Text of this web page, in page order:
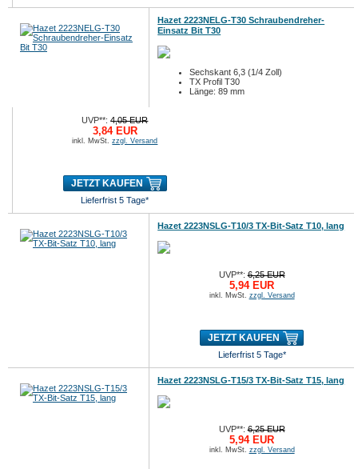
Hazet 2223NELG-T30 Schraubendreher-
Einsatz Bit T30
Sechskant 6,3 (1/4 Zoll)
TX Profil T30
Länge: 89 mm
UVP**:4,05 EUR
3,84 EUR
inkl. MwSt.zzgl. Versand
JETZT KAUFEN
Lieferfrist 5 Tage*
Hazet 2223NSLG-T10/3 TX-Bit-Satz T10, lang
UVP**:6,25 EUR
5,94 EUR
inkl. MwSt. zzgl. Versand
JETZT KAUFEN
Lieferfrist 5 Tage*
Hazet 2223NSLG-T15/3 TX-Bit-Satz T15, lang
UVP**:6,25 EUR
5,94 EUR
inkl. MwSt. zzgl. Versand